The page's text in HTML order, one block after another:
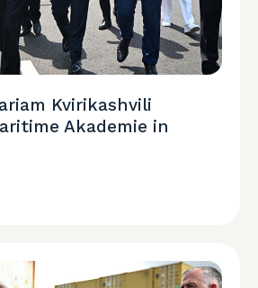
Kvirikashvili
Akademie in